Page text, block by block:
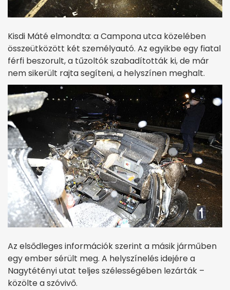
Kisdi Máté elmondta: a Campona utca közelében
összeütközött két személyautó. Az egyikbe egy fiatal
férfi beszorult, a tűzoltók szabadították ki, de már
nem sikerült rajta segíteni, a helyszínen meghalt.
Az elsődleges információk szerint a másik járműben
egy ember sérült meg. A helyszínelés idejére a
Nagytétényi utat teljes szélességében lezárták –
közölte a szóvivő.